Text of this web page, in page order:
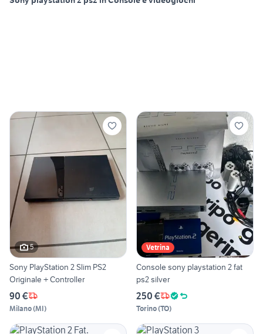
5
Sony PlayStation 2 Slim PS2
Originale + Controller
90 €
Milano(MI)
Vetrina
Console sony playstation 2 fat
ps2 silver
250 €
Torino(TO)